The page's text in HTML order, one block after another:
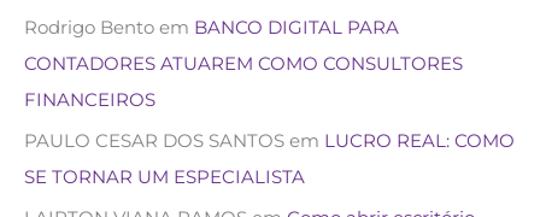
Rodrigo Bento em BANCO DIGITAL PARA
CONTADORES ATUAREM COMO CONSULTORES
FINANCEIROS
PAULO CESAR DOS SANTOS em LUCRO REAL: COMO
SE TORNAR UM ESPECIALISTA